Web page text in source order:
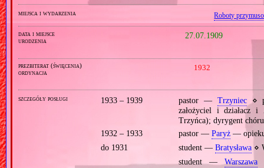
miejsca i wydarzenia Roboty
data i miejsce
urodzenia
27.07.1909
prezbiterat (święcenia)
ordynacja
1932
szczegóły posługi 1933 – 1939 pastor — Trzyniec⋄
założyciel i działacz
Trzyńca); dyrygent
1932 – 1933
pastor — Paryż—
do 1931
student — Bratysława⋄
student — Warszawa⋄